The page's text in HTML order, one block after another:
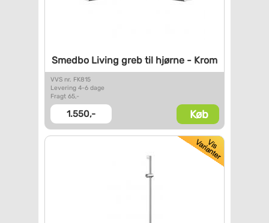
Smedbo Living greb til hjørne - Krom
VVS nr. FK815
Levering 4-6 dage
Fragt 65,-
1.550,- Køb